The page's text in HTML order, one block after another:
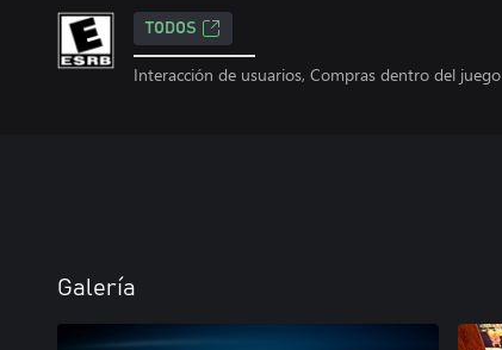
TODOS
Interacción de usuarios, Compras dentro del juego
Galería